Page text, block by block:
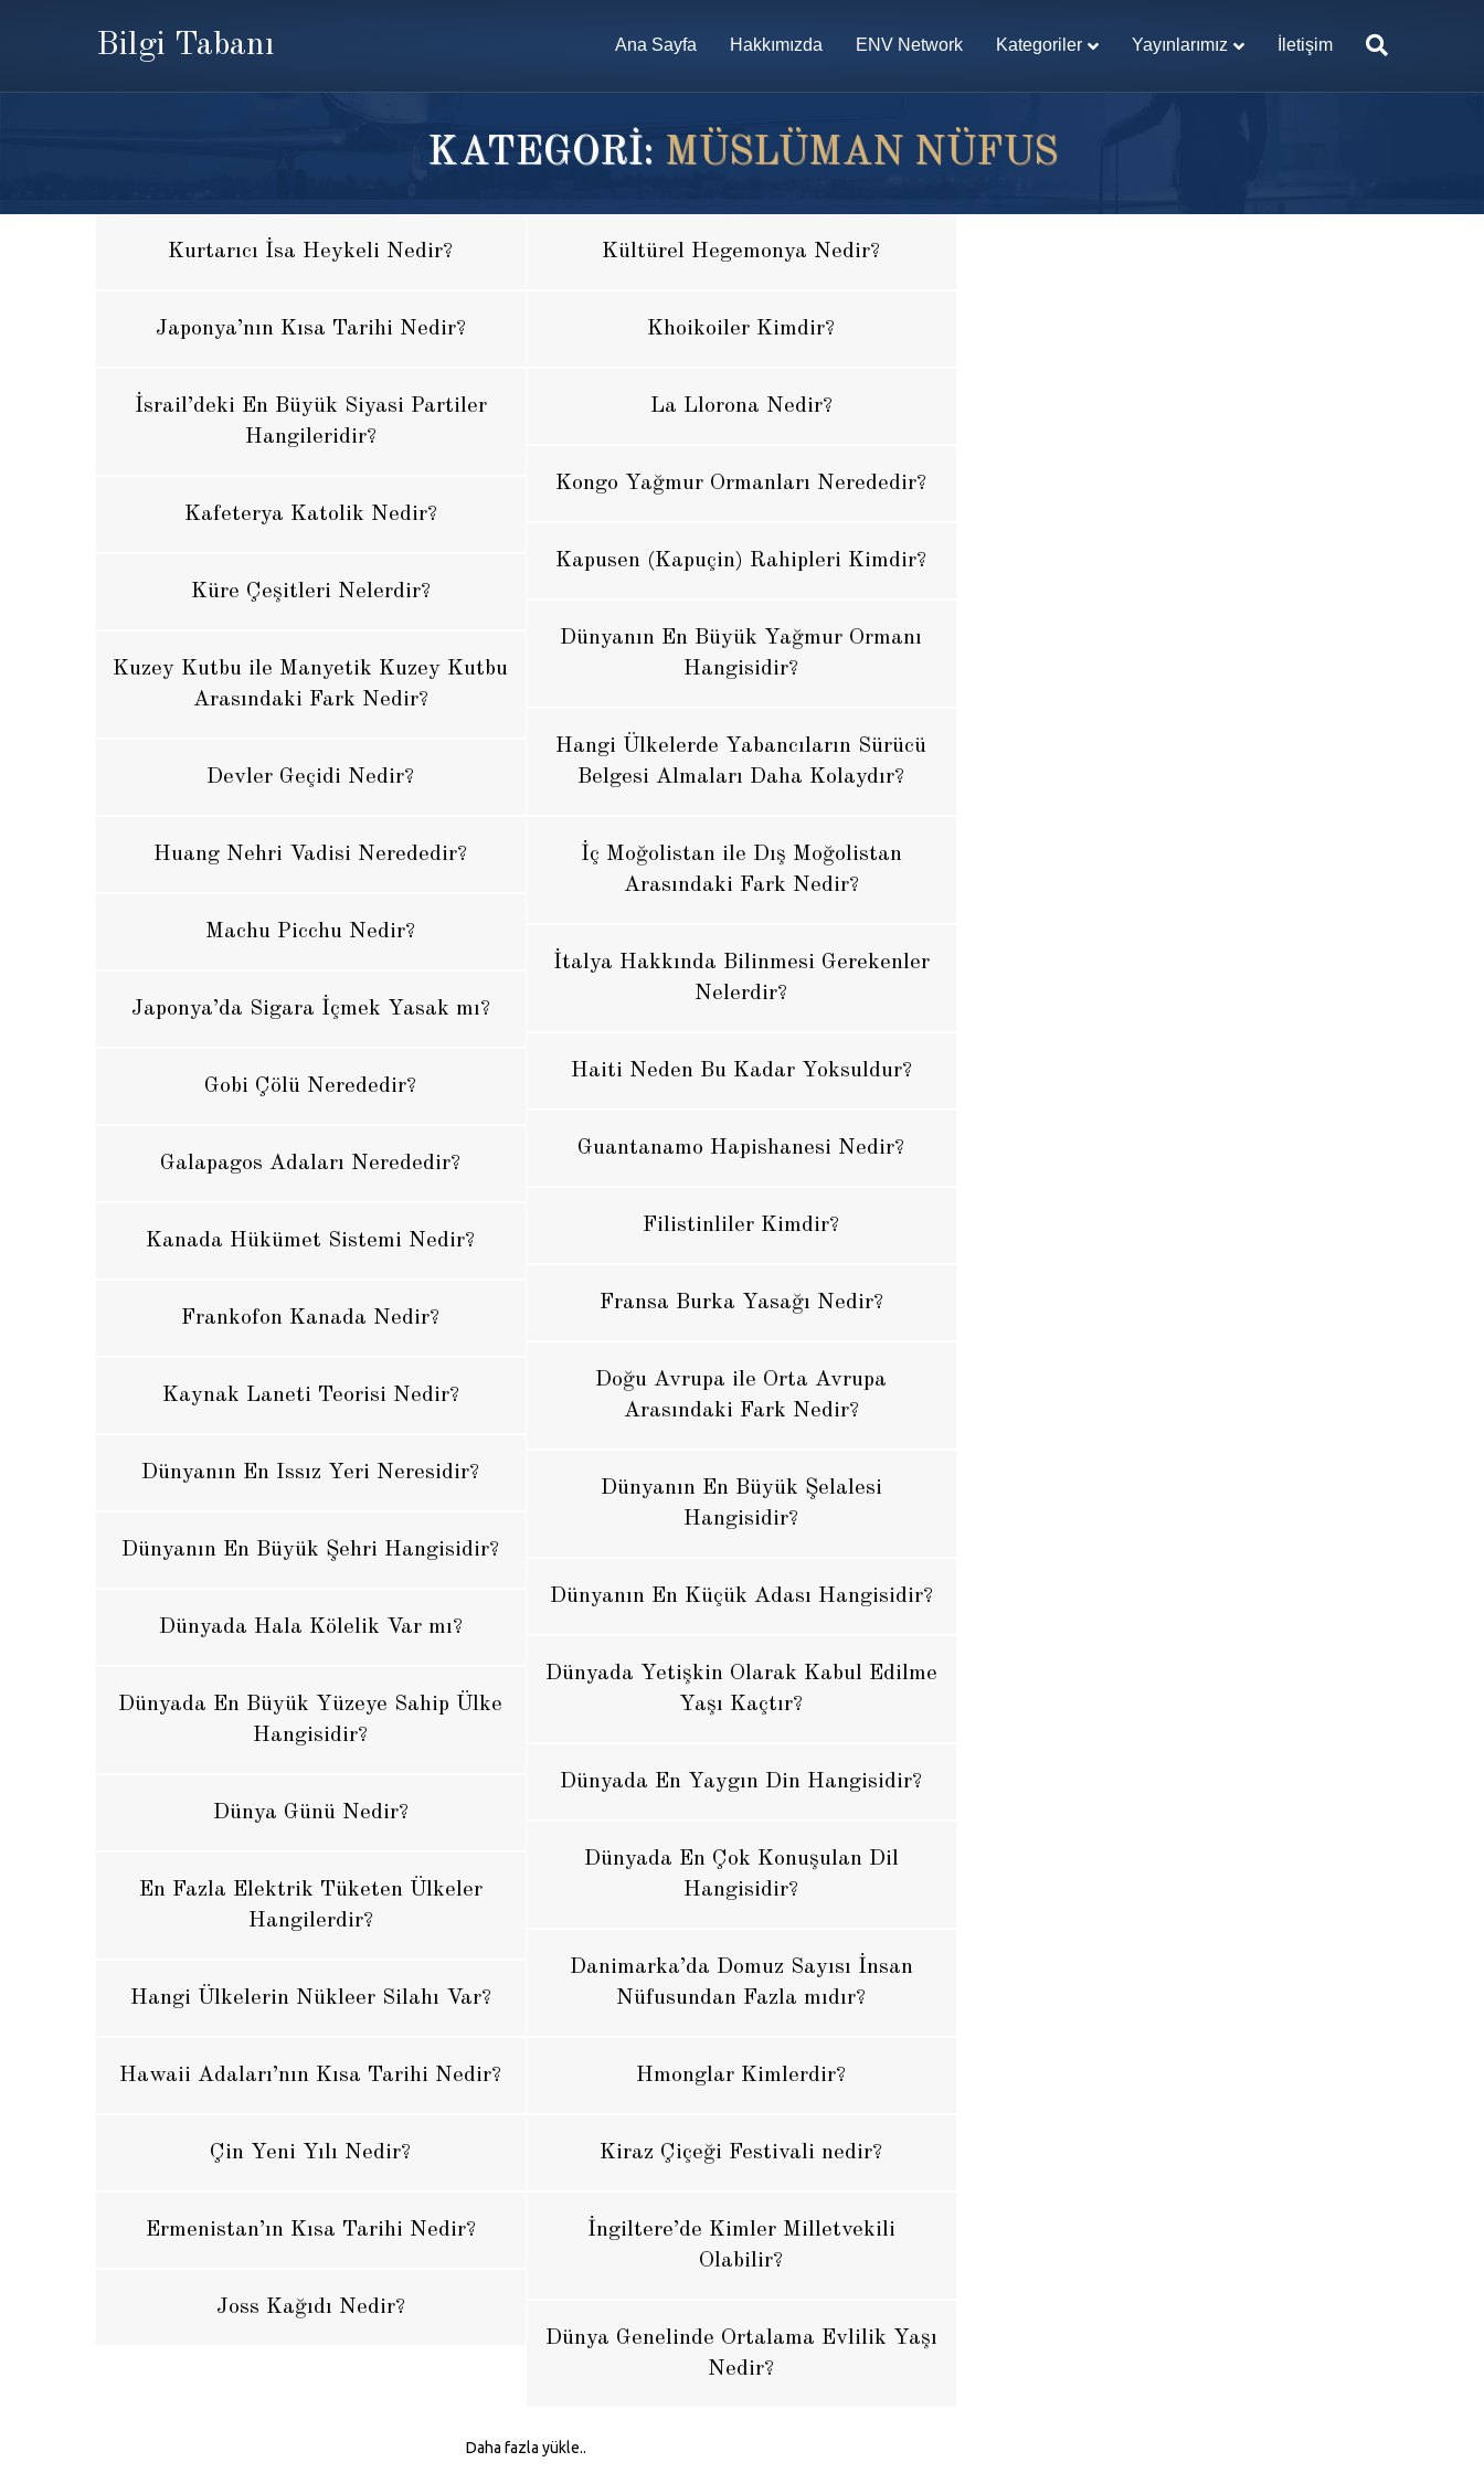
Bilgi Tabanı Ana Sayfa Hakkımızda ENV Network Kategoriler Yayınlarımız İletişim
KATEGORİ: MÜSLÜMAN NÜFUS
Kurtarıcı İsa Heykeli Nedir? Kültürel Hegemonya Nedir?
Japonya’nın Kısa Tarihi Nedir? Khoikoiler Kimdir?
İsrail’deki En Büyük Siyasi Partiler
Hangileridir?
La Llorona Nedir?
Kongo Yağmur Ormanları Nerededir?
Kafeterya Katolik Nedir?
Kapusen (Kapuçin) Rahipleri Kimdir?
Küre Çeşitleri Nelerdir?
Dünyanın En Büyük Yağmur Ormanı
Hangisidir?
Kuzey Kutbu ile Manyetik Kuzey Kutbu
Arasındaki Fark Nedir?
Hangi Ülkelerde Yabancıların Sürücü
Belgesi Almaları Daha Kolaydır?
Devler Geçidi Nedir?
Huang Nehri Vadisi Nerededir?
İç Moğolistan ile Dış Moğolistan
Arasındaki Fark Nedir?
Machu Picchu Nedir?
İtalya Hakkında Bilinmesi Gerekenler
Nelerdir?
Japonya’da Sigara İçmek Yasak mı?
Haiti Neden Bu Kadar Yoksuldur?
Gobi Çölü Nerededir?
Guantanamo Hapishanesi Nedir?
Galapagos Adaları Nerededir?
Filistinliler Kimdir?
Kanada Hükümet Sistemi Nedir?
Fransa Burka Yasağı Nedir?
Frankofon Kanada Nedir?
Doğu Avrupa ile Orta Avrupa
Arasındaki Fark Nedir?
Kaynak Laneti Teorisi Nedir?
Dünyanın En Issız Yeri Neresidir?
Dünyanın En Büyük Şelalesi
Hangisidir?
Dünyanın En Büyük Şehri Hangisidir?
Dünyanın En Küçük Adası Hangisidir?
Dünyada Hala Kölelik Var mı?
Dünyada Yetişkin Olarak Kabul Edilme
Yaşı Kaçtır?
Dünyada En Büyük Yüzeye Sahip Ülke
Hangisidir?
Dünyada En Yaygın Din Hangisidir?
Dünya Günü Nedir?
Dünyada En Çok Konuşulan Dil
Hangisidir?
En Fazla Elektrik Tüketen Ülkeler
Hangilerdir?
Danimarka’da Domuz Sayısı İnsan
Nüfusundan Fazla mıdır?
Hangi Ülkelerin Nükleer Silahı Var?
Hawaii Adaları’nın Kısa Tarihi Nedir? Hmonglar Kimlerdir?
Çin Yeni Yılı Nedir? Kiraz Çiçeği Festivali nedir?
Ermenistan’ın Kısa Tarihi Nedir?
İngiltere’de Kimler Milletvekili
Olabilir?
Joss Kağıdı Nedir?
Dünya Genelinde Ortalama Evlilik Yaşı
Nedir?
Daha fazla yükle..